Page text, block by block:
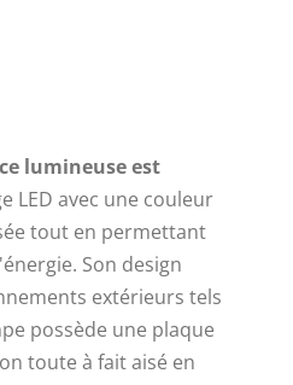
lumineuse est
LED avec une couleur
tout en permettant
Son design
extérieurs tels
possède une plaque
toute à fait aisé en